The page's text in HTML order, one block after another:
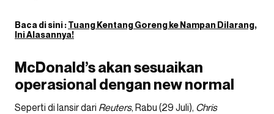
Baca di sini :Tuang Kentang Goreng ke Nampan Dilarang,
Ini Alasannya!
McDonald’s akan sesuaikan
operasional dengan new normal
Seperti di lansir dari Reuters, Rabu (29 Juli), Chris